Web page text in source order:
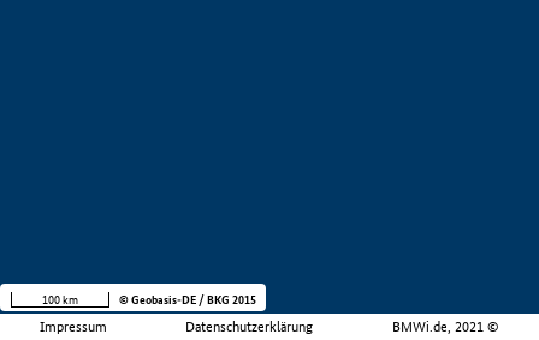
Impressum Datenschutzerklärung BMWi.de, 2021 ©
100 km © Geobasis-DE / BKG 2015